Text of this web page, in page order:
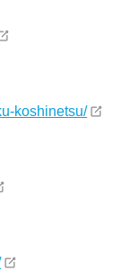
koshinetsu/